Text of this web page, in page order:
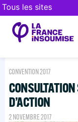
Tous les sites
CONVENTION 2017
D’ACTION
2 NOVEMBRE 2017